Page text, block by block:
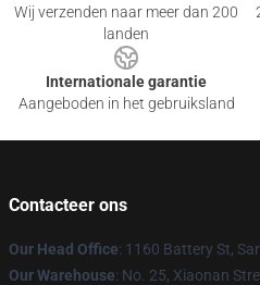
Wij verzenden naar meer dan 200
landen
Internationale garantie
Aangeboden in het gebruiksland
Contacteer ons
Our Head Office: 1160 Battery St,
Our Warehouse: No. 25, Xiaonan